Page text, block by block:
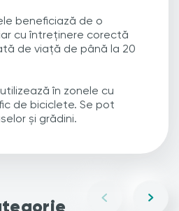
beneficiază de o
cu întreținere corectă
de viață de până la 20
în zonele cu
de biciclete. Se pot
și grădini.